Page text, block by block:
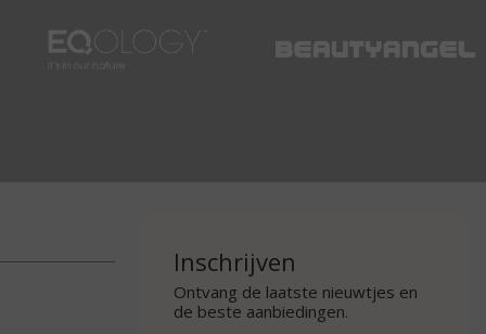
Inschrijven
Ontvang de laatste nieuwtjes en
de beste aanbiedingen.